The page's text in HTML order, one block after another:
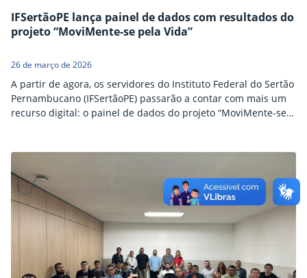
IFSertãoPE lança painel de dados com resultados do
projeto “MoviMente-se pela Vida”
26 de março de 2026
A partir de agora, os servidores do Instituto Federal do Sertão
Pernambucano (IFSertãoPE) passarão a contar com mais um
recurso digital: o painel de dados do projeto “MoviMente-se
(CQVSST) e a Diretoria de Gestão de Tecnologia da Informação
(DGTI), a nova ferramenta possibilitará aos usuários o
acompanhamento de resultados e o acesso às informações
de edições anteriores do projeto.